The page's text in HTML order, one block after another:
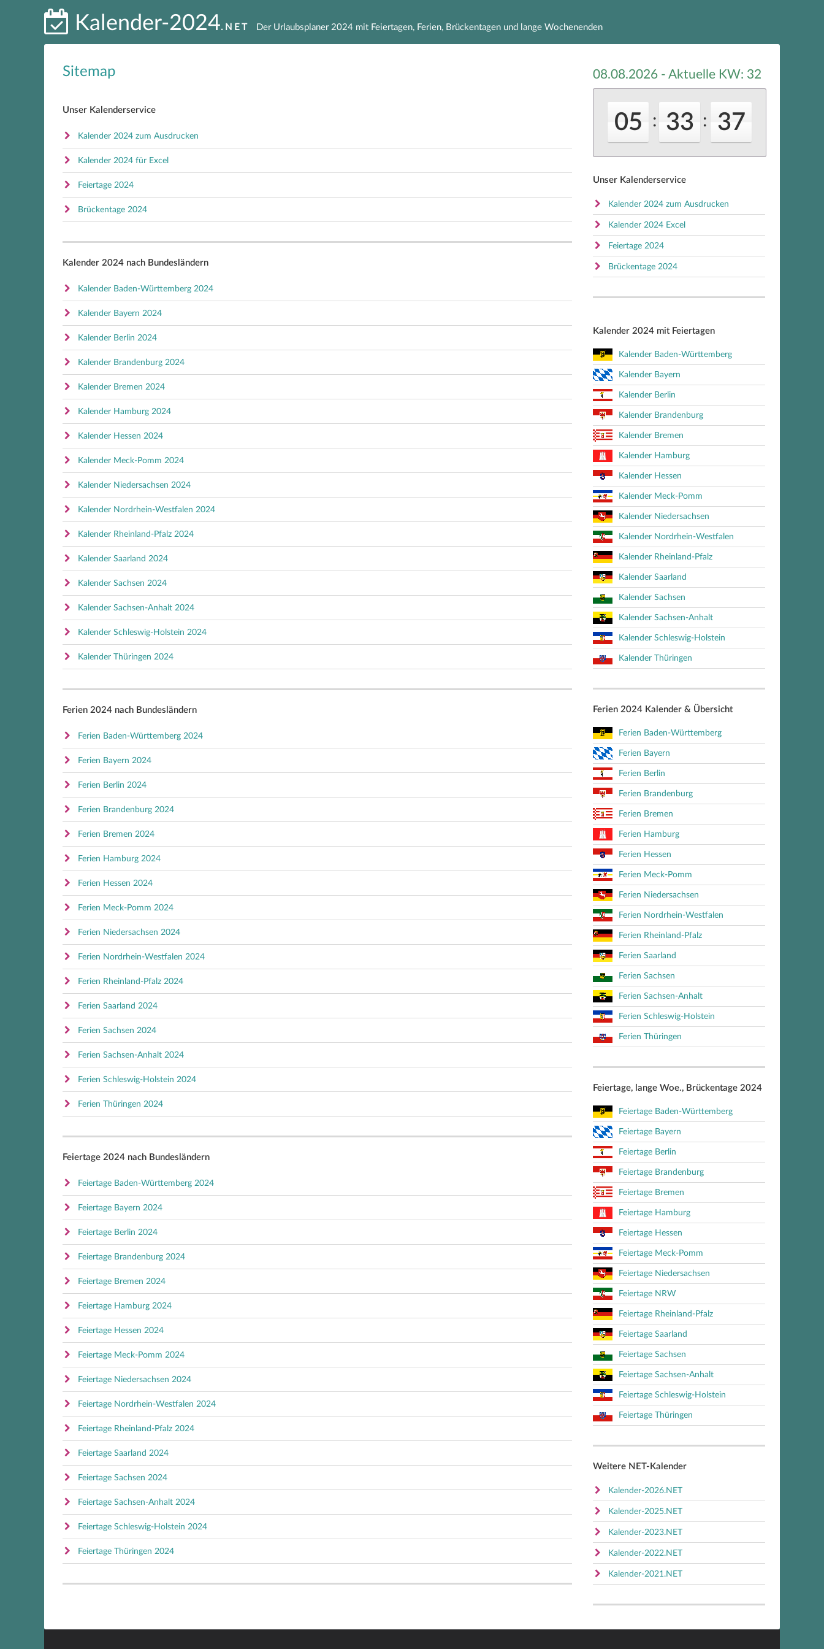
Kalender-2024.NET Der Urlaubsplaner 2024 mit Feiertagen, Ferien, Brückentagen und lange Wochenenden
Sitemap
Unser Kalenderservice
Kalender 2024 zum Ausdrucken
Kalender 2024 für Excel
Feiertage 2024
Brückentage 2024
Kalender 2024 nach Bundesländern
Kalender Baden-Württemberg 2024
Kalender Bayern 2024
Kalender Berlin 2024
Kalender Brandenburg 2024
Kalender Bremen 2024
Kalender Hamburg 2024
Kalender Hessen 2024
Kalender Meck-Pomm 2024
Kalender Niedersachsen 2024
Kalender Nordrhein-Westfalen 2024
Kalender Rheinland-Pfalz 2024
Kalender Saarland 2024
Kalender Sachsen 2024
Kalender Sachsen-Anhalt 2024
Kalender Schleswig-Holstein 2024
Kalender Thüringen 2024
Ferien 2024 nach Bundesländern
Ferien Baden-Württemberg 2024
Ferien Bayern 2024
Ferien Berlin 2024
Ferien Brandenburg 2024
Ferien Bremen 2024
Ferien Hamburg 2024
Ferien Hessen 2024
Ferien Meck-Pomm 2024
Ferien Niedersachsen 2024
Ferien Nordrhein-Westfalen 2024
Ferien Rheinland-Pfalz 2024
Ferien Saarland 2024
Ferien Sachsen 2024
Ferien Sachsen-Anhalt 2024
Ferien Schleswig-Holstein 2024
Ferien Thüringen 2024
Feiertage 2024 nach Bundesländern
Feiertage Baden-Württemberg 2024
Feiertage Bayern 2024
Feiertage Berlin 2024
Feiertage Brandenburg 2024
Feiertage Bremen 2024
Feiertage Hamburg 2024
Feiertage Hessen 2024
Feiertage Meck-Pomm 2024
Feiertage Niedersachsen 2024
Feiertage Nordrhein-Westfalen 2024
Feiertage Rheinland-Pfalz 2024
Feiertage Saarland 2024
Feiertage Sachsen 2024
Feiertage Sachsen-Anhalt 2024
Feiertage Schleswig-Holstein 2024
Feiertage Thüringen 2024
08.08.2026 - Aktuelle KW: 32
05 : 33 : 37
Unser Kalenderservice
Kalender 2024 zum Ausdrucken
Kalender 2024 Excel
Feiertage 2024
Brückentage 2024
Kalender 2024 mit Feiertagen
Kalender Baden-Württemberg
Kalender Bayern
Kalender Berlin
Kalender Brandenburg
Kalender Bremen
Kalender Hamburg
Kalender Hessen
Kalender Meck-Pomm
Kalender Niedersachsen
Kalender Nordrhein-Westfalen
Kalender Rheinland-Pfalz
Kalender Saarland
Kalender Sachsen
Kalender Sachsen-Anhalt
Kalender Schleswig-Holstein
Kalender Thüringen
Ferien 2024 Kalender & Übersicht
Ferien Baden-Württemberg
Ferien Bayern
Ferien Berlin
Ferien Brandenburg
Ferien Bremen
Ferien Hamburg
Ferien Hessen
Ferien Meck-Pomm
Ferien Niedersachsen
Ferien Nordrhein-Westfalen
Ferien Rheinland-Pfalz
Ferien Saarland
Ferien Sachsen
Ferien Sachsen-Anhalt
Ferien Schleswig-Holstein
Ferien Thüringen
Feiertage, lange Woe., Brückentage 2024
Feiertage Baden-Württemberg
Feiertage Bayern
Feiertage Berlin
Feiertage Brandenburg
Feiertage Bremen
Feiertage Hamburg
Feiertage Hessen
Feiertage Meck-Pomm
Feiertage Niedersachsen
Feiertage NRW
Feiertage Rheinland-Pfalz
Feiertage Saarland
Feiertage Sachsen
Feiertage Sachsen-Anhalt
Feiertage Schleswig-Holstein
Feiertage Thüringen
Weitere NET-Kalender
Kalender-2026.NET
Kalender-2025.NET
Kalender-2023.NET
Kalender-2022.NET
Kalender-2021.NET